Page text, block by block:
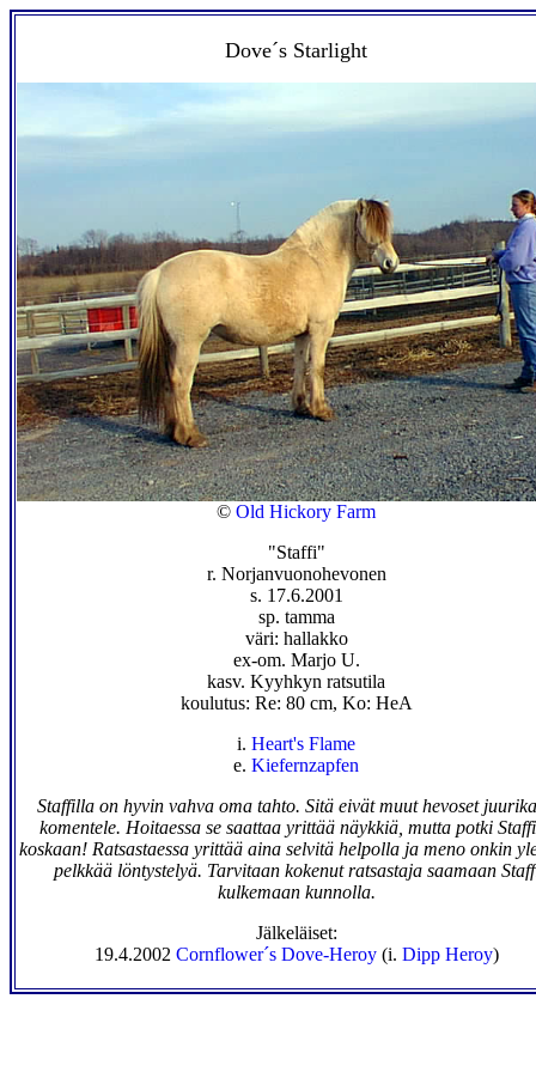
Dove´s Starlight
© Old Hickory Farm
"Staffi"
r. Norjanvuonohevonen
s. 17.6.2001
sp. tamma
väri: hallakko
ex-om. Marjo U.
kasv. Kyyhkyn ratsutila
koulutus: Re: 80 cm, Ko: HeA
i. Heart's Flame
e. Kiefernzapfen
Staffilla on hyvin vahva oma tahto. Sitä eivät muut hevoset
komentele. Hoitaessa se saattaa yrittää näykkiä, mutta potki
koskaan! Ratsastaessa yrittää aina selvitä helpolla ja meno onkin
pelkkää löntystelyä. Tarvitaan kokenut ratsastaja saamaan
kulkemaan kunnolla.
Jälkeläiset:
19.4.2002 Cornflower´s Dove-Heroy(i. Dipp Heroy)